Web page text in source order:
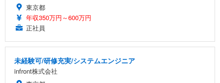
東京都
年収350万円～600万円
正社員
未経験可/研修充実/システムエンジニア
infront株式会社